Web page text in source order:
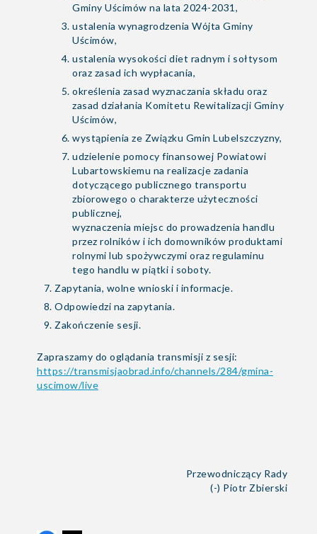
Gminy Uścimów na lata 2024-2031,
ustalenia wynagrodzenia Wójta Gminy
Uścimów,
ustalenia wysokości diet radnym i sołtysom
oraz zasad ich wypłacania,
określenia zasad wyznaczania składu oraz
zasad działania Komitetu Rewitalizacji Gminy
Uścimów,
wystąpienia ze Związku Gmin Lubelszczyzny,
udzielenie pomocy finansowej Powiatowi
Lubartowskiemu na realizacje zadania
dotyczącego publicznego transportu
zbiorowego o charakterze użyteczności
publicznej,
wyznaczenia miejsc do prowadzenia handlu
przez rolników i ich domowników produktami
rolnymi lub spożywczymi oraz regulaminu
tego handlu w piątki i soboty.
Zapytania, wolne wnioski i informacje.
Odpowiedzi na zapytania.
Zakończenie sesji.
Zapraszamy do oglądania transmisji z sesji:
https://transmisjaobrad.info/channels/284/gmina-
uscimow/live
Przewodniczący Rady
(-) Piotr Zbierski